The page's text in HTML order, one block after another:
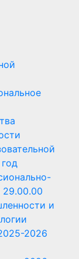
и
2026